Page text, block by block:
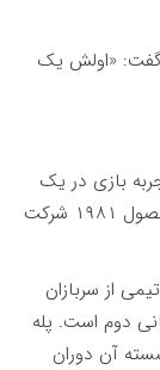
برزیل گفت: «اولش یک
بازی در یک
فیلم سینمایی را هم دارد: فرار به سوی پیروزی (محصول ۱۹۸۱ شرکت
از سربازان
دوم است. پله
آن دوران